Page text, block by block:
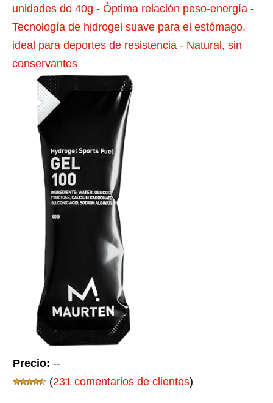
unidades de 40g - Óptima relación peso-energía -
Tecnología de hidrogel suave para el estómago,
ideal para deportes de resistencia - Natural, sin
conservantes
Precio: --
(231 comentarios de clientes)